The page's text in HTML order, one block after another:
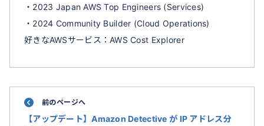
・2023 Japan AWS Top Engineers (Services)
・2024 Community Builder (Cloud Operations)
好きなAWSサービス：AWS Cost Explorer
前のページへ
【アップデート】Amazon Detective が IP アドレス分